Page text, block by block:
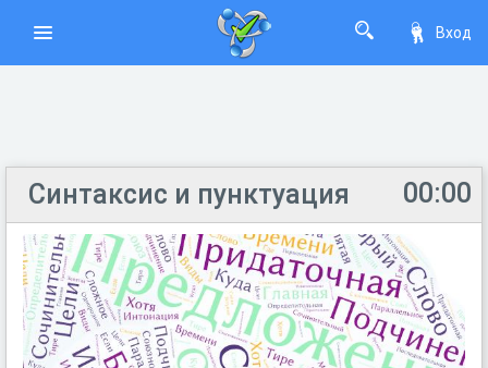
Вход
00:00
Синтаксис и пунктуация